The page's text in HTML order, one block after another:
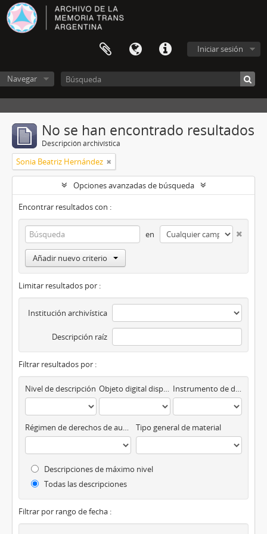
Iniciar sesión
Navegar
No se han encontrado resultados
Descripción archivística
Sonia Beatriz Hernández
Opciones avanzadas de búsqueda
Encontrar resultados con :
en
Añadir nuevo criterio
Limitar resultados por :
Institución archivística
Descripción raíz
Filtrar resultados por :
Nivel de descripción Objeto digital disponibles Instrumento de descripción
Régimen de derechos de autor Tipo general de material
Descripciones de máximo nivel
Todas las descripciones
Filtrar por rango de fecha :